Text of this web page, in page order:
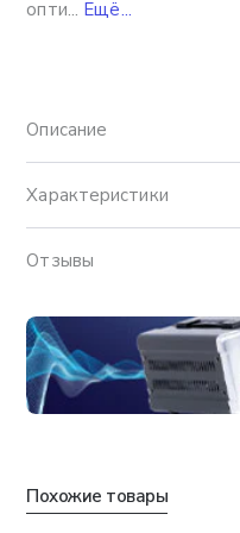
опти... Ещё...
Описание
Характеристики
Отзывы
Похожие товары